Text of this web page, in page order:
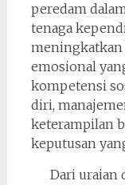
peredam
tenaga
meningkatkan
emosional
kompetensi
diri,
keterampilan
keputusan
Dari uraian